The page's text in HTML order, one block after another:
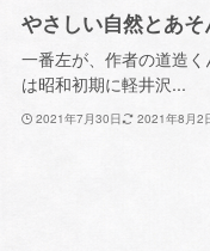
やさしい自然とあ
一番左が、作者の道造
は昭和初期に軽井沢...
2021年7月30日 2021年8月2